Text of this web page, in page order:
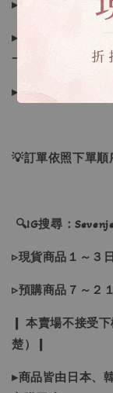
▸商品收到後有任
▸若因商品色差、
一律不接受退換貨
▸下水過後的商品
💡訂單依照下單順
🔍IG搜尋：
▹現貨商品１～３
▹預購商品７～２
❙ 本賣場不接受
楚）❙
▸商品皆由日本、